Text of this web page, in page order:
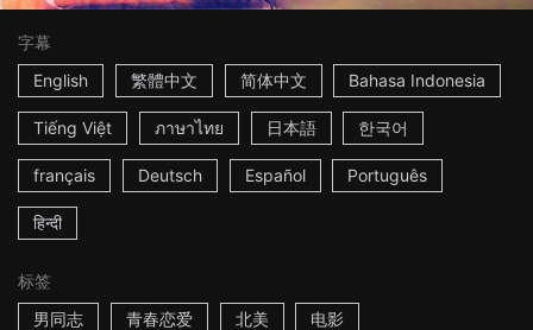
字幕
English
繁體中文 简体中文 Bahasa Indonesia
Tiếng Việt ภาษาไทย 日本語 한국어
français Deutsch Español Português
हिन्दी
标签
男同志
青春恋爱 北美 电影